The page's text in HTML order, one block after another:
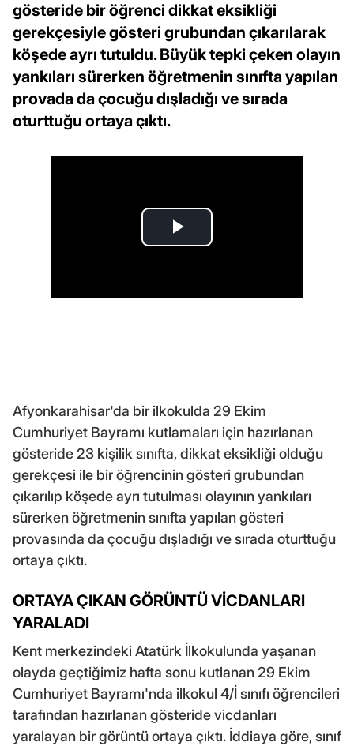
gösteride bir öğrenci dikkat eksikliği
gerekçesiyle gösteri grubundan çıkarılarak
köşede ayrı tutuldu. Büyük tepki çeken olayın
yankıları sürerken öğretmenin sınıfta yapılan
provada da çocuğu dışladığı ve sırada
oturttuğu ortaya çıktı.
Afyonkarahisar'da bir ilkokulda 29 Ekim
Cumhuriyet Bayramı kutlamaları için hazırlanan
gösteride 23 kişilik sınıfta, dikkat eksikliği olduğu
gerekçesi ile bir öğrencinin gösteri grubundan
çıkarılıp köşede ayrı tutulması olayının yankıları
sürerken öğretmenin sınıfta yapılan gösteri
provasında da çocuğu dışladığı ve sırada oturttuğu
ortaya çıktı.
ORTAYA ÇIKAN GÖRÜNTÜ VİCDANLARI
YARALADI
Kent merkezindeki Atatürk İlkokulunda yaşanan
olayda geçtiğimiz hafta sonu kutlanan 29 Ekim
Cumhuriyet Bayramı'nda ilkokul 4/İ sınıfı öğrencileri
tarafından hazırlanan gösteride vicdanları
yaralayan bir görüntü ortaya çıktı. İddiaya göre, sınıf